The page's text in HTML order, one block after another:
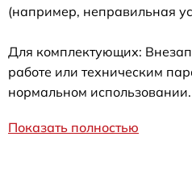
(например, неправильная
Для комплектующих:
работе или техническим
нормальном использовании.
Показать полностью